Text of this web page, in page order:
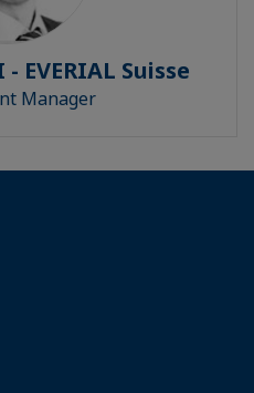
EVERIAL Suisse
Manager